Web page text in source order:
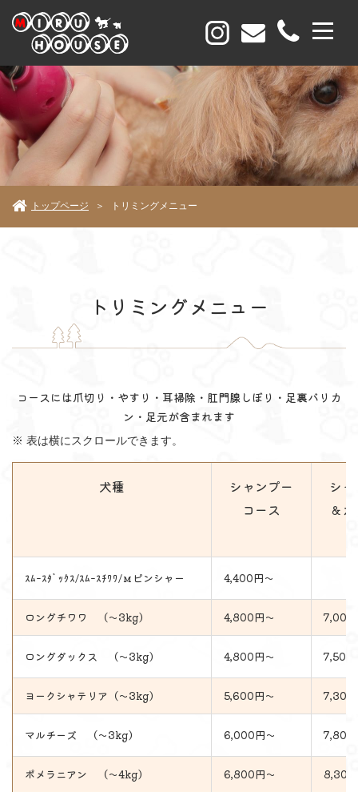
トップページ ＞ トリミングメニュー
トリミングメニュー
コースには爪切り・やすり・耳掃除・肛門腺しぼり・足裏バリカ
ン・足元が含まれます
※ 表は横にスクロールできます。
犬種 シャンプー
コース
シ
＆
ｽﾑｰｽﾀﾞｯｸｽ/ｽﾑｰｽﾁﾜﾜ/мピンシャー 4,400円～
ロングチワワ （～3kg） 4,800円～ 7,000
ロングダックス （～3kg） 4,800円～ 7,500
ヨークシャテリア（～3kg） 5,600円～ 7,300
マルチーズ （～3kg） 6,000円～ 7,800
ポメラニアン （～4kg） 6,800円～ 8,300